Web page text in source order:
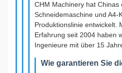
CHM Machinery hat Chinas
Schneidemaschine und A4-
Produktionslinie entwickelt.
Erfahrung seit 2004 haben
Ingenieure mit über 15
Wie garantieren Sie